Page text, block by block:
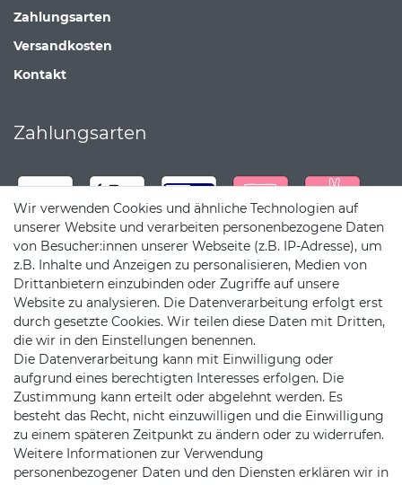
Zahlungsarten
Versandkosten
Kontakt
Zahlungsarten
Versandpartner
Wir verwenden Cookies und ähnliche Technologien auf
unserer Website und verarbeiten personenbezogene Daten
von Besucher:innen unserer Webseite (z.B. IP-Adresse), um
z.B. Inhalte und Anzeigen zu personalisieren, Medien von
Drittanbietern einzubinden oder Zugriffe auf unsere
Website zu analysieren. Die Datenverarbeitung erfolgt erst
durch gesetzte Cookies. Wir teilen diese Daten mit Dritten,
die wir in den Einstellungen benennen.
Die Datenverarbeitung kann mit Einwilligung oder
aufgrund eines berechtigten Interesses erfolgen. Die
Zustimmung kann erteilt oder abgelehnt werden. Es
besteht das Recht, nicht einzuwilligen und die Einwilligung
zu einem späteren Zeitpunkt zu ändern oder zu widerrufen.
Weitere Informationen zur Verwendung
personenbezogener Daten und den Diensten erklären wir in